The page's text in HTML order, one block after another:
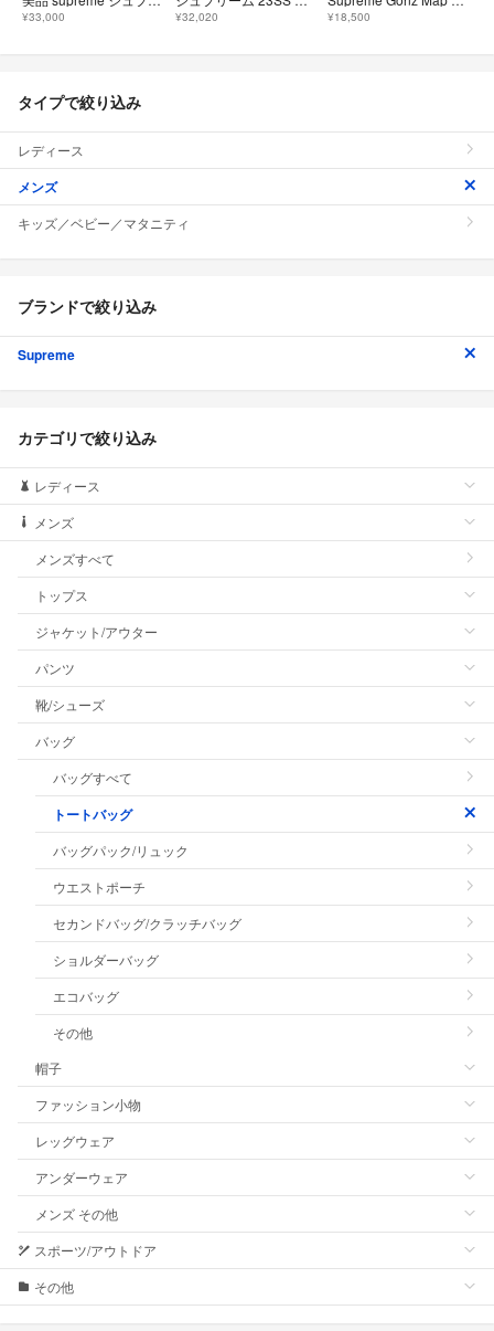
¥33,000 ¥32,020 ¥18,500
タイプで絞り込み
レディース
メンズ
キッズ／ベビー／マタニティ
ブランドで絞り込み
Supreme
カテゴリで絞り込み
レディース
メンズ
メンズすべて
トップス
ジャケット/アウター
パンツ
靴/シューズ
バッグ
バッグすべて
トートバッグ
バッグパック/リュック
ウエストポーチ
セカンドバッグ/クラッチバッグ
ショルダーバッグ
エコバッグ
その他
帽子
ファッション小物
レッグウェア
アンダーウェア
メンズ その他
スポーツ/アウトドア
その他